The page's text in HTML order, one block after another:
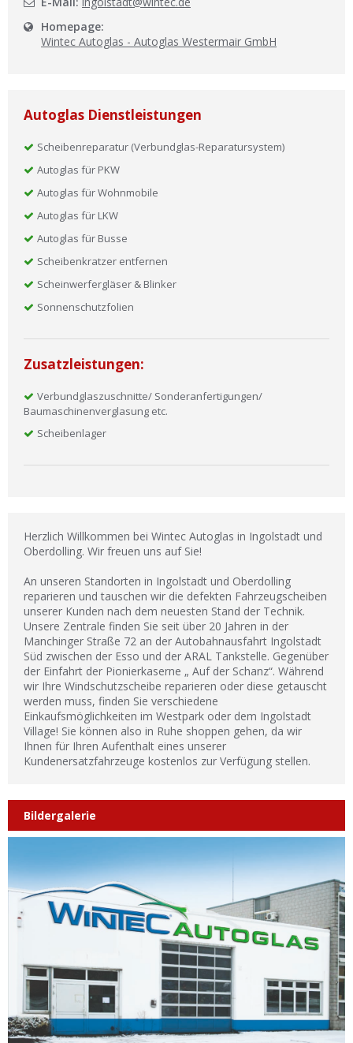
Homepage:
Wintec Autoglas - Autoglas Westermair GmbH
Autoglas Dienstleistungen
Scheibenreparatur (Verbundglas-Reparatursystem)
Autoglas für PKW
Autoglas für Wohnmobile
Autoglas für LKW
Autoglas für Busse
Scheibenkratzer entfernen
Scheinwerfergläser & Blinker
Sonnenschutzfolien
Zusatzleistungen:
Verbundglaszuschnitte/ Sonderanfertigungen/
Baumaschinenverglasung etc.
Scheibenlager
Herzlich Willkommen bei Wintec Autoglas in Ingolstadt und
Oberdolling. Wir freuen uns auf Sie!
An unseren Standorten in Ingolstadt und Oberdolling
reparieren und tauschen wir die defekten Fahrzeugscheiben
unserer Kunden nach dem neuesten Stand der Technik.
Unsere Zentrale finden Sie seit über 20 Jahren in der
Manchinger Straße 72 an der Autobahnausfahrt Ingolstadt
Süd zwischen der Esso und der ARAL Tankstelle. Gegenüber
der Einfahrt der Pionierkaserne „ Auf der Schanz“. Während
wir Ihre Windschutzscheibe reparieren oder diese getauscht
werden muss, finden Sie verschiedene
Einkaufsmöglichkeiten im Westpark oder dem Ingolstadt
Village! Sie können also in Ruhe shoppen gehen, da wir
Ihnen für Ihren Aufenthalt eines unserer
Kundenersatzfahrzeuge kostenlos zur Verfügung stellen.
Bildergalerie